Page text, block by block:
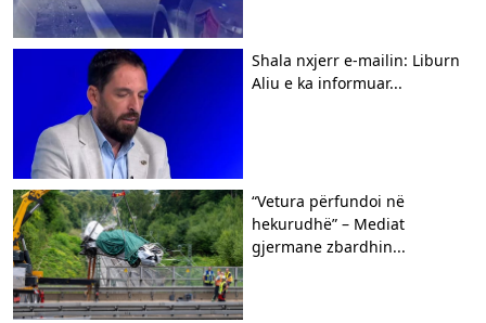
Shala nxjerr e-mailin: Liburn
Aliu e ka informuar...
“Vetura përfundoi në
hekurudhë” – Mediat
gjermane zbardhin...